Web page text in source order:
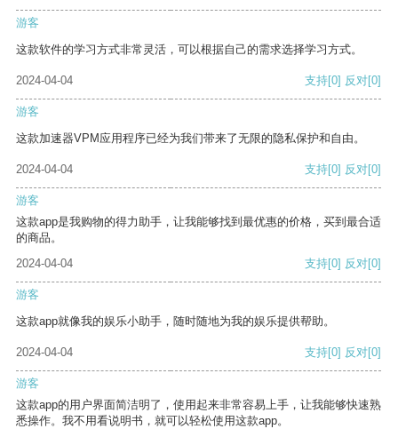
游客
这款软件的学习方式非常灵活，可以根据自己的需求选择学习方式。
2024-04-04 支持[0] 反对[0]
游客
这款加速器VPM应用程序已经为我们带来了无限的隐私保护和自由。
2024-04-04 支持[0] 反对[0]
游客
这款app是我购物的得力助手，让我能够找到最优惠的价格，买到最合适
的商品。
2024-04-04
支持[0] 反对[0]
游客
这款app就像我的娱乐小助手，随时随地为我的娱乐提供帮助。
2024-04-04 支持[0] 反对[0]
游客
这款app的用户界面简洁明了，使用起来非常容易上手，让我能够快速熟
悉操作。我不用看说明书，就可以轻松使用这款app。